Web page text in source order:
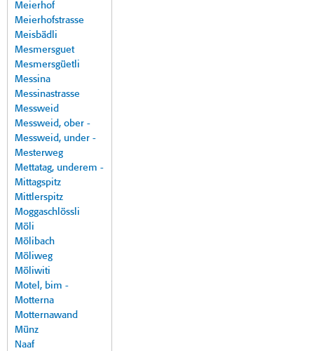
Meierhof
Meierhofstrasse
Meisbädli
Mesmersguet
Mesmersgüetli
Messina
Messinastrasse
Messweid
Messweid, ober -
Messweid, under -
Mesterweg
Mettatag, underem -
Mittagspitz
Mittlerspitz
Moggaschlössli
Möli
Mölibach
Möliweg
Möliwiti
Motel, bim -
Motterna
Motternawand
Münz
Naaf